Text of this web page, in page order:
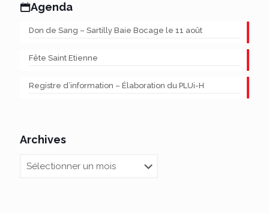
Agenda
Don de Sang – Sartilly Baie Bocage le 11 août
Fête Saint Etienne
Registre d’information – Élaboration du PLUi-H
Archives
Archives